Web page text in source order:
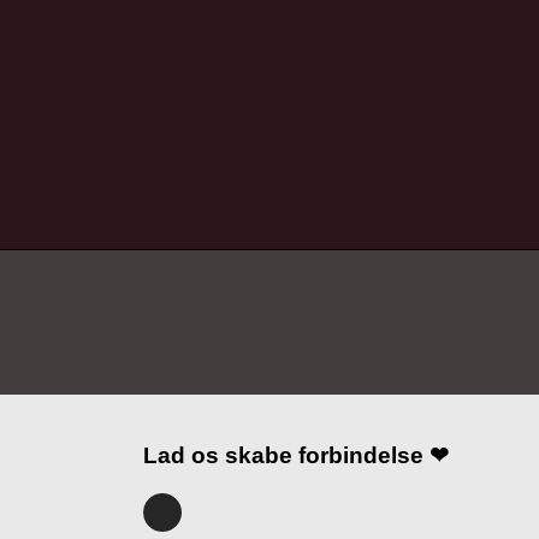
Lad os skabe forbindelse ❤
I